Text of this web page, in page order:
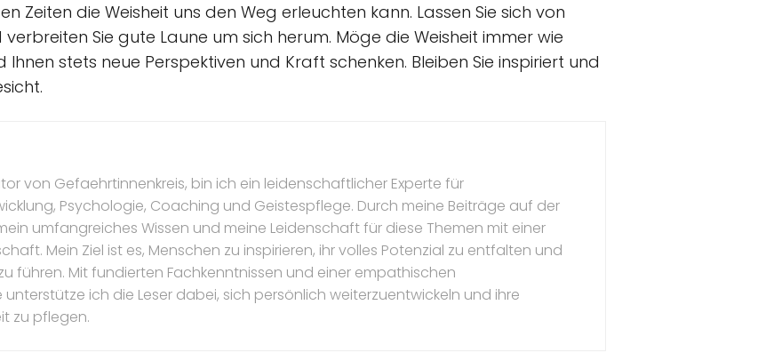
Zeiten die Weisheit uns den Weg erleuchten kann. Lassen Sie sich von
Sie gute Laune um sich herum. Möge die Weisheit immer wie
stets neue Perspektiven und Kraft schenken. Bleiben Sie inspiriert und
von Gefaehrtinnenkreis, bin ich ein leidenschaftlicher Experte für
Psychologie, Coaching und Geistespflege. Durch meine Beiträge auf der
umfangreiches Wissen und meine Leidenschaft für diese Themen mit einer
Mein Ziel ist es, Menschen zu inspirieren, ihr volles Potenzial zu entfalten und
führen. Mit fundierten Fachkenntnissen und einer empathischen
unterstütze ich die Leser dabei, sich persönlich weiterzuentwickeln und ihre
zu pflegen.